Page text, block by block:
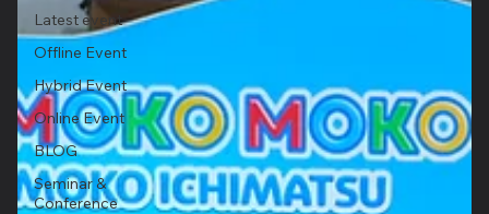
Latest event
Offline Event
Hybrid Event
Online Event
BLOG
Seminar &
Conference